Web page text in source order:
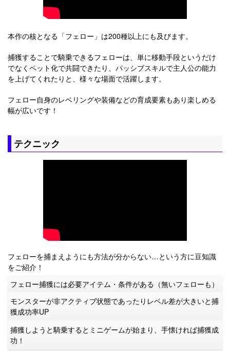
本作の核となる「フェロー」は200種以上にも及びます。
捕獲することで騎乗できるフェローは、単に移動手段というだけ
でなくペット化で共闘できたり、パッシブスキルで主人公の能力
を上げてくれたりと、様々な場面で活躍します。
フェロー自身のレベリングや装備などの育成要素もあり楽しめる
幅が広いです！
テクニック
フェローを捕まえようにも方法が分からない…という方に豆知識
をご紹介！
フェロー捕獲には必要アイテム・条件がある（無いフェローも）
モンスターが非アクティブ状態であったりレベル差が大きいと捕
獲成功率UP
捕獲しようと騎乗するとミニゲームが始まり、手懐ければ捕獲成
功！